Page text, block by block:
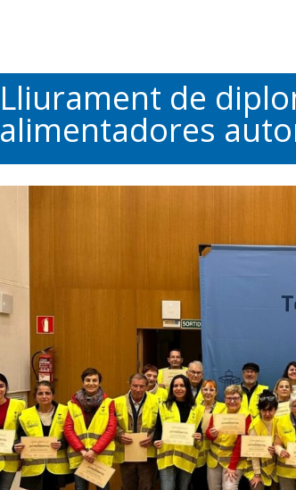
Lliurament de
alimentadores